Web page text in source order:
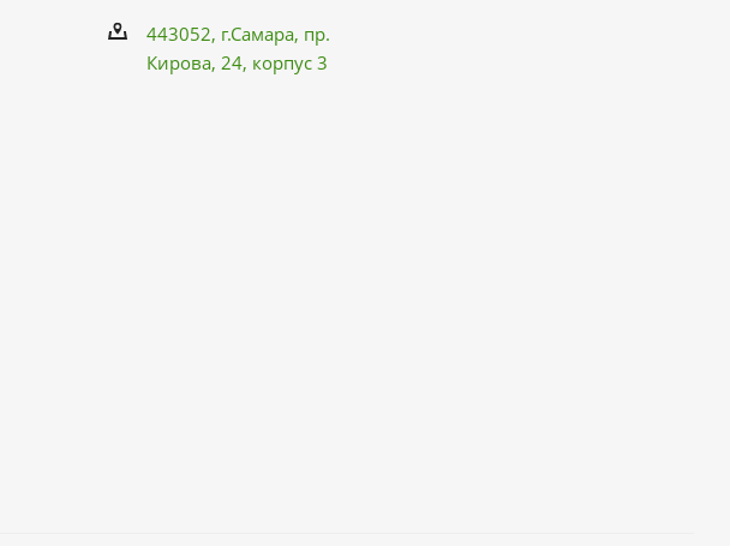
443052, г.Самара, пр.
Кирова, 24, корпус 3